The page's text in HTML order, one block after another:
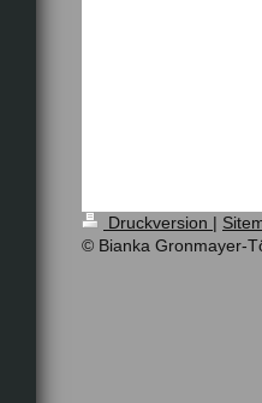
Druckversion |
© Bianka Gronmayer-